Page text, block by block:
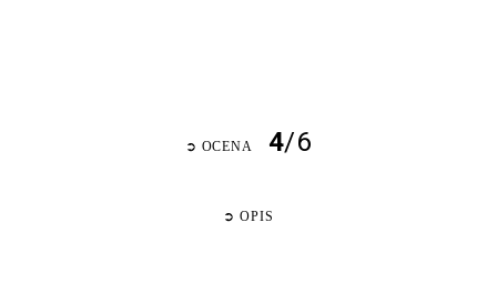
➲ OCENA 4/6
➲ OPIS